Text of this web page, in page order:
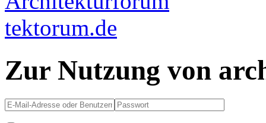
Zur Nutzung von